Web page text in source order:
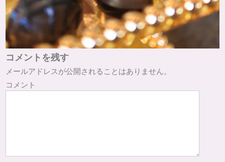
コメントを残す
メールアドレスが公開されることはありません。
コメント